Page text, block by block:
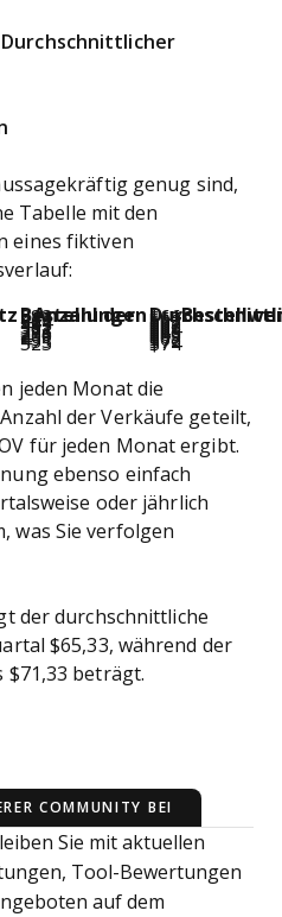
Durchschnittlicher
genug sind,
Tabelle mit den
eines fiktiven
Anzahl der Bestellungen Durchschnittlicher
383 $66
425 $67
354 $63
413 $67
382 $65
361 $64
373 $65
336 $63
400 $69
431 $68
453 $72
525 $74
jeden Monat die
der Verkäufe geteilt,
für jeden Monat ergibt.
ebenso einfach
oder jährlich
was Sie verfolgen
der durchschnittliche
$65,33, während der
$71,33 beträgt.
COMMUNITY BEI
Sie mit aktuellen
Tool-Bewertungen
auf dem